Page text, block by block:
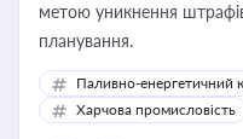
метою уникнення
планування.
Паливно-енергетичний
Харчова промисловість